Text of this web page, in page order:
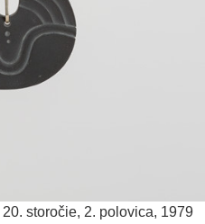
20. storočie, 2. polovica, 1979